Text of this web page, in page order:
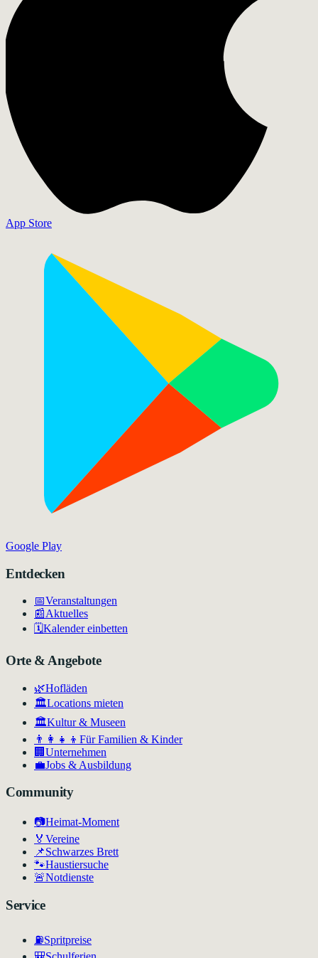
App Store
Google Play
Entdecken
📅Veranstaltungen
📰Aktuelles
🗓️Kalender einbetten
Orte & Angebote
🌿Hofläden
🏛️Locations mieten
🏛Kultur & Museen
👨‍👩‍👧‍👦 Für Familien & Kinder
🏢 Unternehmen
💼Jobs & Ausbildung
Community
📷Heimat-Moment
🏅 Vereine
📌Schwarzes Brett
🐾Haustiersuche
🚨Notdienste
Service
⛽Spritpreise